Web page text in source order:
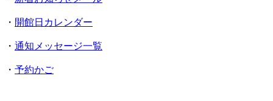
・ 開館日カレンダー
・ 通知メッセージ一覧
・ 予約かご